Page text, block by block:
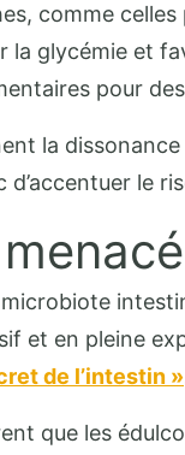
comme celles
la glycémie et
pour
la
d’accentuer le
microbiote
et en pleine
de l’intestin »
que les